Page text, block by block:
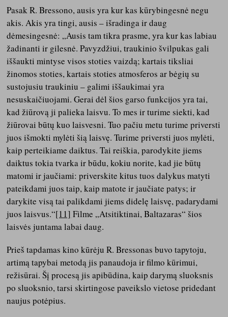
Pasak R. Bressono, ausis yra kur kas kūrybingesnė negu
akis. Akis yra tingi, ausis – išradinga ir daug
dėmesingesnė: „Ausis tam tikra prasme, yra kur kas labiau
žadinanti ir gilesnė. Pavyzdžiui, traukinio švilpukas gali
iššaukti mintyse visos stoties vaizdą; kartais tiksliai
žinomos stoties, kartais stoties atmosferos ar bėgių su
sustojusiu traukiniu – galimi iššaukimai yra
nesuskaičiuojami. Gerai dėl šios garso funkcijos yra tai,
kad žiūrovą ji palieka laisvu. To mes ir turime siekti, kad
žiūrovai būtų kuo laisvesni. Tuo pačiu metu turime priversti
juos išmokti mylėti šią laisvę. Turime priversti juos mylėti,
kaip perteikiame daiktus. Tai reiškia, parodykite jiems
daiktus tokia tvarka ir būdu, kokiu norite, kad jie būtų
matomi ir jaučiami: priverskite kitus tuos dalykus matyti
pateikdami juos taip, kaip matote ir jaučiate patys; ir
darykite visą tai palikdami jiems didelę laisvę, padarydami
juos laisvus.“[11] Filme „Atsitiktinai, Baltazaras“ šios
laisvės juntama labai daug.
Prieš tapdamas kino kūrėju R. Bressonas buvo tapytoju,
artimą tapybai metodą jis panaudoja ir filmo kūrimui,
režisūrai. Šį procesą jis apibūdina, kaip darymą sluoksnis
po sluoksnio, tarsi skirtingose paveikslo vietose pridedant
naujus potėpius.